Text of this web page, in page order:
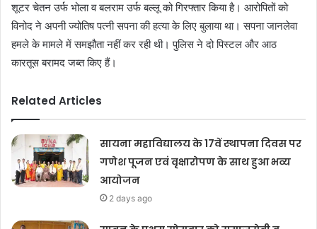
शूटर चेतन उर्फ भोला व बलराम उर्फ बल्लू को गिरफ्तार किया है। आरोपितों को
विनोद ने अपनी ज्योतिष पत्नी सपना की हत्या के लिए बुलाया था। सपना जानलेवा
हमले के मामले में समझौता नहीं कर रही थी। पुलिस ने दो पिस्टल और आठ
कारतूस बरामद जब्त किए हैं।
Related Articles
सायना महाविद्यालय के 17वें स्थापना दिवस पर
गणेश पूजन एवं वृक्षारोपण के साथ हुआ भव्य
आयोजन
2 days ago